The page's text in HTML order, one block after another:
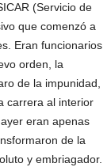
(Servicio de
que comenzó a
Eran funcionarios
orden, la
de la impunidad,
carrera al interior
eran apenas
de la
y embriagador.